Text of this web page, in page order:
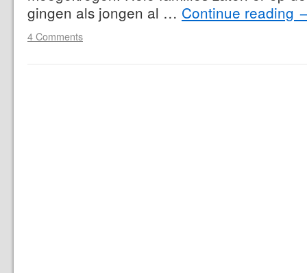
gingen als jongen al … Continue reading
4 Comments